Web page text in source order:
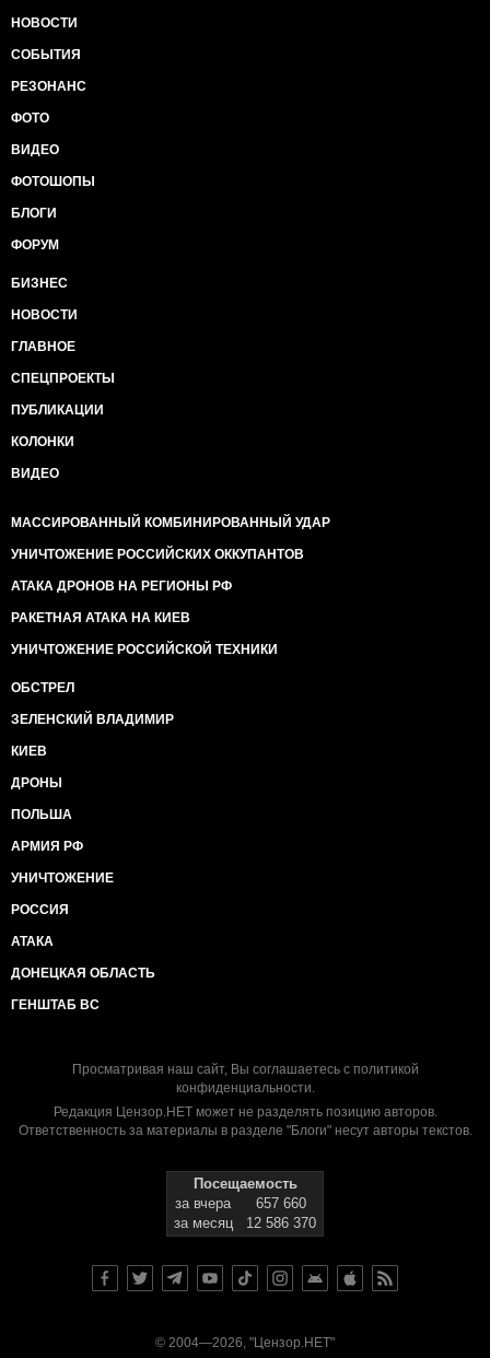
НОВОСТИ
СОБЫТИЯ
РЕЗОНАНС
ФОТО
ВИДЕО
ФОТОШОПЫ
БЛОГИ
ФОРУМ
БИЗНЕС
НОВОСТИ
ГЛАВНОЕ
СПЕЦПРОЕКТЫ
ПУБЛИКАЦИИ
КОЛОНКИ
ВИДЕО
МАССИРОВАННЫЙ КОМБИНИРОВАННЫЙ УДАР
УНИЧТОЖЕНИЕ РОССИЙСКИХ ОККУПАНТОВ
АТАКА ДРОНОВ НА РЕГИОНЫ РФ
РАКЕТНАЯ АТАКА НА КИЕВ
УНИЧТОЖЕНИЕ РОССИЙСКОЙ ТЕХНИКИ
ОБСТРЕЛ
ЗЕЛЕНСКИЙ ВЛАДИМИР
КИЕВ
ДРОНЫ
ПОЛЬША
АРМИЯ РФ
УНИЧТОЖЕНИЕ
РОССИЯ
АТАКА
ДОНЕЦКАЯ ОБЛАСТЬ
ГЕНШТАБ ВС
Просматривая наш сайт, Вы соглашаетесь с политикой
конфиденциальности.
Редакция Цензор.НЕТ может не разделять позицию авторов.
Ответственность за материалы в разделе "Блоги" несут авторы текстов.
Посещаемость
за вчера
657 660
за месяц
12 586 370
© 2004—2026, "Цензор.НЕТ"